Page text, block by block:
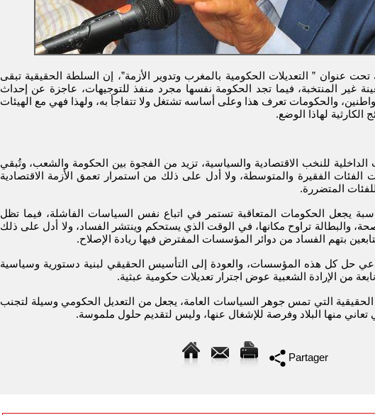
عنوان ” التعديلات الحكومية بالمغرب وتدوير الأزمة”، إن السلطة الحقيقية تبقى
غير المنتخبة، فيما تجد الحكومة نفسها مجرد منفذ للتوجيهات، عاجزة عن إحداث
والحكومات تعرف هذا وعلى أساسه تشتغل ولا تتفاجأ به، ولهذا فهي مع الهيئات
الكارثية لهاذا الوضع.
الداخلية للنخب الاقتصادية والسياسية، تزيد من الفجوة بين الحكومة والشعب، وتُبقي
الفئات الفقيرة والمتوسطة، ولا أدل على ذلك من استمرار تعمق الأزمة الاقتصادية
المتضررة.
يجعل الحكومات المتعاقبة تستمر في اتباع نفس السياسات الفاشلة، فيما تظل
والبطالة تراوح مكانها، في الوقت الذي يستحكم وينتشر الفساد، ولا أدل على ذلك
بتهم الفساد من دوائر المؤسسات المفترض فيها ريادة الإصلاح.
حل كل هذه المؤسسات، والعودة إلى التأسيس الحقيقي لبنية دستورية وسياسية
من الإرادة الشعبية عوض اجترار تعديلات حكومية عبثية.
التي تمس جوهر السياسات العامة، يجعل من التعديل الحكومي وسيلة لتجنب
تعاني منها البلاد وفرصة للإشغال عنها، وليس لتقديم حلول ملموسة.
Partager